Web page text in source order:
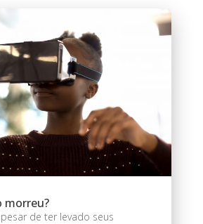
morreu?
de ter levado seus